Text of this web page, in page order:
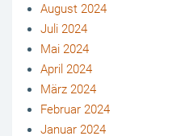
August 2024
Juli 2024
Mai 2024
April 2024
März 2024
Februar 2024
Januar 2024